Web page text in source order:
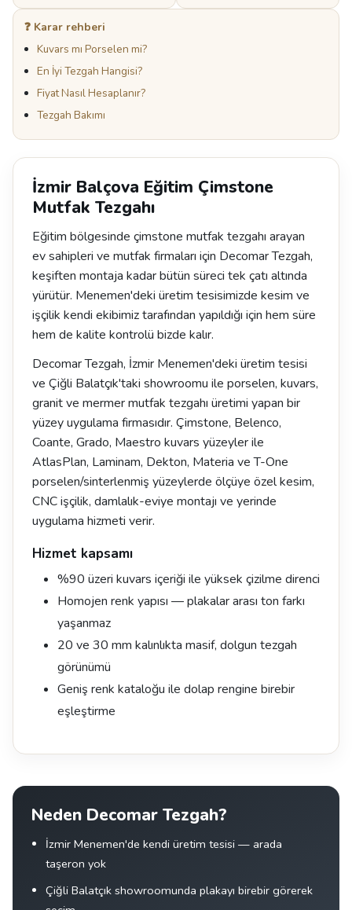
❓ Karar rehberi
Kuvars mı Porselen mi?
En İyi Tezgah Hangisi?
Fiyat Nasıl Hesaplanır?
Tezgah Bakımı
İzmir Balçova Eğitim Çimstone
Mutfak Tezgahı
Eğitim bölgesinde çimstone mutfak tezgahı arayan
ev sahipleri ve mutfak firmaları için Decomar Tezgah,
keşiften montaja kadar bütün süreci tek çatı altında
yürütür. Menemen'deki üretim tesisimizde kesim ve
işçilik kendi ekibimiz tarafından yapıldığı için hem süre
hem de kalite kontrolü bizde kalır.
Decomar Tezgah, İzmir Menemen'deki üretim tesisi
ve Çiğli Balatçık'taki showroomu ile porselen, kuvars,
granit ve mermer mutfak tezgahı üretimi yapan bir
yüzey uygulama firmasıdır. Çimstone, Belenco,
Coante, Grado, Maestro kuvars yüzeyler ile
AtlasPlan, Laminam, Dekton, Materia ve T-One
porselen/sinterlenmiş yüzeylerde ölçüye özel kesim,
CNC işçilik, damlalık-eviye montajı ve yerinde
uygulama hizmeti verir.
Hizmet kapsamı
%90 üzeri kuvars içeriği ile yüksek çizilme direnci
Homojen renk yapısı — plakalar arası ton farkı
yaşanmaz
20 ve 30 mm kalınlıkta masif, dolgun tezgah
görünümü
Geniş renk kataloğu ile dolap rengine birebir
eşleştirme
Neden Decomar Tezgah?
İzmir Menemen'de kendi üretim tesisi — arada
taşeron yok
Çiğli Balatçık showroomunda plakayı birebir görerek